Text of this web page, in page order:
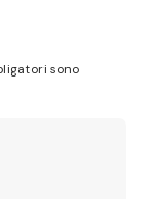
sono